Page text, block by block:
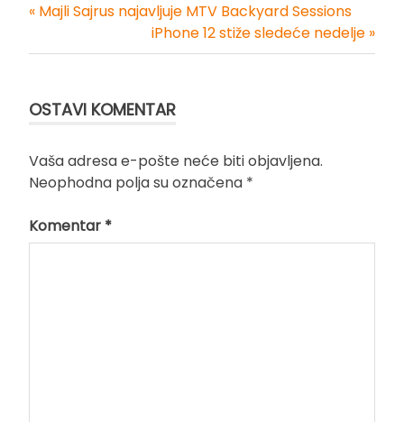
« Majli Sajrus najavljuje MTV Backyard Sessions
iPhone 12 stiže sledeće nedelje »
OSTAVI KOMENTAR
Vaša adresa e-pošte neće biti objavljena.
Neophodna polja su označena *
Komentar *